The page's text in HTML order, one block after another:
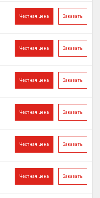
Заказать
Честная цена
Заказать
Честная цена
Заказать
Честная цена
Заказать
Честная цена
Заказать
Честная цена
Заказать
Честная цена